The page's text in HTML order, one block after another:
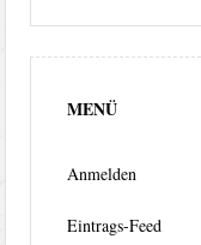
MENÜ
Anmelden
Eintrags-Feed